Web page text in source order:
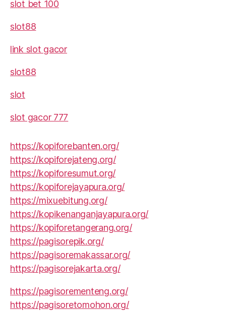
slot bet 100
slot88
link slot gacor
slot88
slot
slot gacor 777
https://kopiforebanten.org/
https://kopiforejateng.org/
https://kopiforesumut.org/
https://kopiforejayapura.org/
https://mixuebitung.org/
https://kopikenanganjayapura.org/
https://kopiforetangerang.org/
https://pagisorepik.org/
https://pagisoremakassar.org/
https://pagisorejakarta.org/
https://pagisorementeng.org/
https://pagisoretomohon.org/